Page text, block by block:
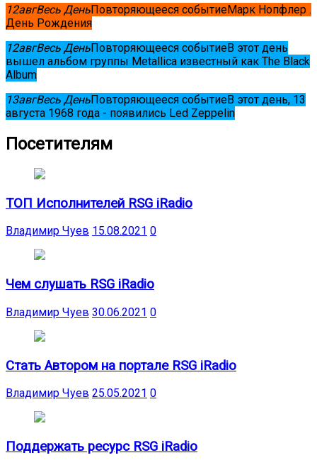
12авгВесь ДеньПовторяющееся событиеМарк Нопфлер .
День Рождения
12авгВесь ДеньПовторяющееся событиеВ этот день
вышел альбом группы Metallica известный как The Black
Album
13авгВесь ДеньПовторяющееся событиеВ этот день, 13
августа 1968 года - появились Led Zeppelin
Посетителям
ТОП Исполнителей RSG iRadio
Владимир Чуев 15.08.2021 0
Чем слушать RSG iRadio
Владимир Чуев 30.06.2021 0
Стать Автором на портале RSG iRadio
Владимир Чуев 25.05.2021 0
Поддержать ресурс RSG iRadio